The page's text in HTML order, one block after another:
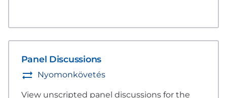
Panel Discussions
Nyomonkövetés
View unscripted panel discussions for the